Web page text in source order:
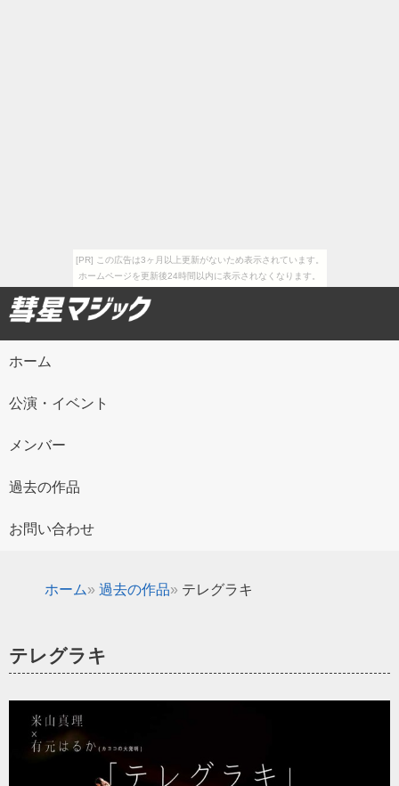
[PR] この広告は3ヶ月以上更新がないため表示されています。
ホームページを更新後24時間以内に表示されなくなります。
ホーム
公演・イベント
メンバー
過去の作品
お問い合わせ
ホーム 過去の作品 テレグラキ
テレグラキ